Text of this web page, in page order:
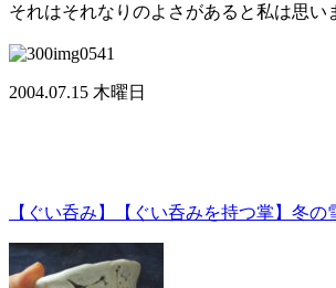
それはそれなりのよさがあると私は思い
2004.07.15 木曜日
【ぐい呑み】【ぐい呑みを持つ掌】冬の